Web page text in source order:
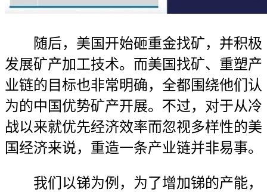
随后，美国开始砸重金找矿，并积极
发展矿产加工技术。而美国找矿、重塑产
业链的目标也非常明确，全都围绕他们认
为的中国优势矿产开展。不过，对于从冷
战以来就优先经济效率而忽视多样性的美
国经济来说，重造一条产业链并非易事。
我们以锑为例，为了增加锑的产能，